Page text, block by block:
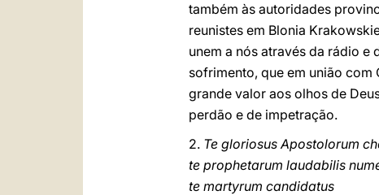
também às autoridades
reunistes em Blonia
unem a nós através da rádio
sofrimento, que em união com
grande valor aos olhos de
perdão e de impetração.
2. Te gloriosus Apostolorum
te prophetarum laudabilis
te martyrum candidatus